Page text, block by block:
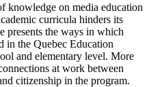
knowledge on media education
curricula hinders its
presents the ways in which
in the Quebec Education
and elementary level. More
at work between
citizenship in the program.